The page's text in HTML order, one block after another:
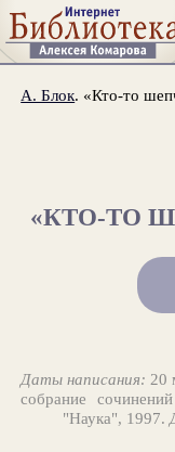
А. Блок. «Кто-то
«КТО-ТО
Даты написания: 20
собрание
"Наука", 1997.